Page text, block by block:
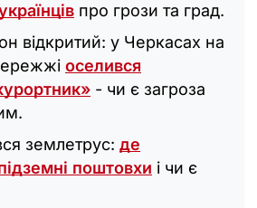
про грози та град.
відкритий: у Черкасах на
оселився
- чи є загроза
землетрус: де
поштовхи і чи є